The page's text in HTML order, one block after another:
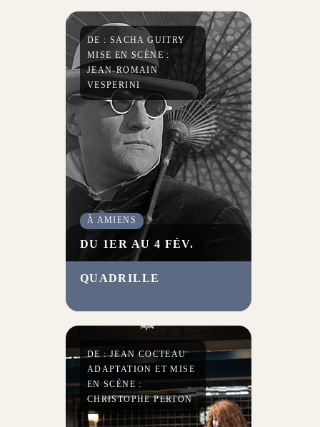
rêve de théâtre, qui décrypte
l’âme humaine.
QUADRILLE
DE : SACHA GUITRY
MISE EN SCÈNE :
JEAN-ROMAIN
VESPERINI
À AMIENS
DU 1ER AU 4 FÉV.
Faussement léger, ce chassé-
cynique devient dans la mise
en scène de Jean-Romain
Vesperini une célébration aigüe
de la liberté.
DE : JEAN COCTEAU
ADAPTATION ET MISE
EN SCÈNE :
CHRISTOPHE PERTON